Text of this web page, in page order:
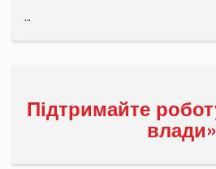
...
Підтримайте
влади»